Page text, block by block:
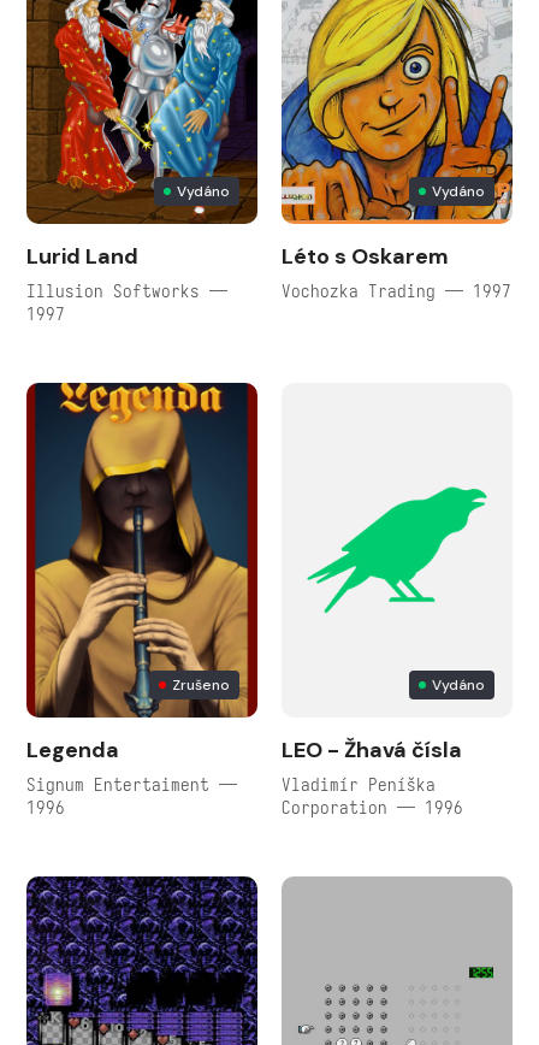
Vydáno
Lurid Land
Illusion Softworks —
1997
Vydáno
Léto s Oskarem
Vochozka Trading — 1997
Zrušeno
Legenda
Signum Entertaiment —
1996
Vydáno
LEO - Žhavá čísla
Vladimír Peníška
Corporation — 1996